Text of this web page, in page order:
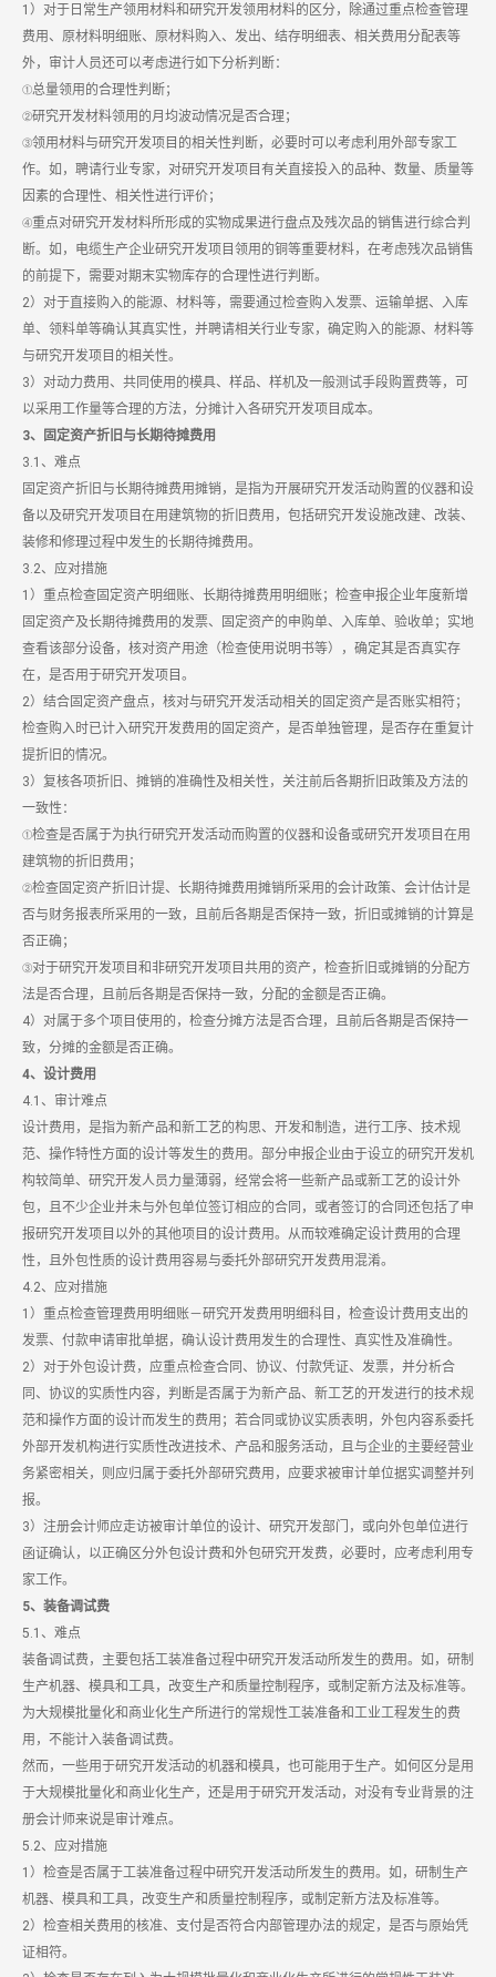
1）对于日常生产领用材料和研究开发领用材料的区分，除通过重点检查管理
费用、原材料明细账、原材料购入、发出、结存明细表、相关费用分配表等
外，审计人员还可以考虑进行如下分析判断：
①总量领用的合理性判断；
②研究开发材料领用的月均波动情况是否合理；
③领用材料与研究开发项目的相关性判断，必要时可以考虑利用外部专家工
作。如，聘请行业专家，对研究开发项目有关直接投入的品种、数量、质量等
因素的合理性、相关性进行评价；
④重点对研究开发材料所形成的实物成果进行盘点及残次品的销售进行综合判
断。如，电缆生产企业研究开发项目领用的铜等重要材料，在考虑残次品销售
的前提下，需要对期末实物库存的合理性进行判断。
2）对于直接购入的能源、材料等，需要通过检查购入发票、运输单据、入库
单、领料单等确认其真实性，并聘请相关行业专家，确定购入的能源、材料等
与研究开发项目的相关性。
3）对动力费用、共同使用的模具、样品、样机及一般测试手段购置费等，可
以采用工作量等合理的方法，分摊计入各研究开发项目成本。
3、固定资产折旧与长期待摊费用
3.1、难点
固定资产折旧与长期待摊费用摊销，是指为开展研究开发活动购置的仪器和设
备以及研究开发项目在用建筑物的折旧费用，包括研究开发设施改建、改装、
装修和修理过程中发生的长期待摊费用。
3.2、应对措施
1）重点检查固定资产明细账、长期待摊费用明细账；检查申报企业年度新增
固定资产及长期待摊费用的发票、固定资产的申购单、入库单、验收单；实地
查看该部分设备，核对资产用途（检查使用说明书等），确定其是否真实存
在，是否用于研究开发项目。
2）结合固定资产盘点，核对与研究开发活动相关的固定资产是否账实相符；
检查购入时已计入研究开发费用的固定资产，是否单独管理，是否存在重复计
提折旧的情况。
3）复核各项折旧、摊销的准确性及相关性，关注前后各期折旧政策及方法的
一致性：
①检查是否属于为执行研究开发活动而购置的仪器和设备或研究开发项目在用
建筑物的折旧费用；
②检查固定资产折旧计提、长期待摊费用摊销所采用的会计政策、会计估计是
否与财务报表所采用的一致，且前后各期是否保持一致，折旧或摊销的计算是
否正确；
③对于研究开发项目和非研究开发项目共用的资产，检查折旧或摊销的分配方
法是否合理，且前后各期是否保持一致，分配的金额是否正确。
4）对属于多个项目使用的，检查分摊方法是否合理，且前后各期是否保持一
致，分摊的金额是否正确。
4、设计费用
4.1、审计难点
设计费用，是指为新产品和新工艺的构思、开发和制造，进行工序、技术规
范、操作特性方面的设计等发生的费用。部分申报企业由于设立的研究开发机
构较简单、研究开发人员力量薄弱，经常会将一些新产品或新工艺的设计外
包，且不少企业并未与外包单位签订相应的合同，或者签订的合同还包括了申
报研究开发项目以外的其他项目的设计费用。从而较难确定设计费用的合理
性，且外包性质的设计费用容易与委托外部研究开发费用混淆。
4.2、应对措施
1）重点检查管理费用明细账－研究开发费用明细科目，检查设计费用支出的
发票、付款申请审批单据，确认设计费用发生的合理性、真实性及准确性。
2）对于外包设计费，应重点检查合同、协议、付款凭证、发票，并分析合
同、协议的实质性内容，判断是否属于为新产品、新工艺的开发进行的技术规
范和操作方面的设计而发生的费用；若合同或协议实质表明，外包内容系委托
外部开发机构进行实质性改进技术、产品和服务活动，且与企业的主要经营业
务紧密相关，则应归属于委托外部研究费用，应要求被审计单位据实调整并列
报。
3）注册会计师应走访被审计单位的设计、研究开发部门，或向外包单位进行
函证确认，以正确区分外包设计费和外包研究开发费，必要时，应考虑利用专
家工作。
5、装备调试费
5.1、难点
装备调试费，主要包括工装准备过程中研究开发活动所发生的费用。如，研制
生产机器、模具和工具，改变生产和质量控制程序，或制定新方法及标准等。
为大规模批量化和商业化生产所进行的常规性工装准备和工业工程发生的费
用，不能计入装备调试费。
然而，一些用于研究开发活动的机器和模具，也可能用于生产。如何区分是用
于大规模批量化和商业化生产，还是用于研究开发活动，对没有专业背景的注
册会计师来说是审计难点。
5.2、应对措施
1）检查是否属于工装准备过程中研究开发活动所发生的费用。如，研制生产
机器、模具和工具，改变生产和质量控制程序，或制定新方法及标准等。
2）检查相关费用的核准、支付是否符合内部管理办法的规定，是否与原始凭
证相符。